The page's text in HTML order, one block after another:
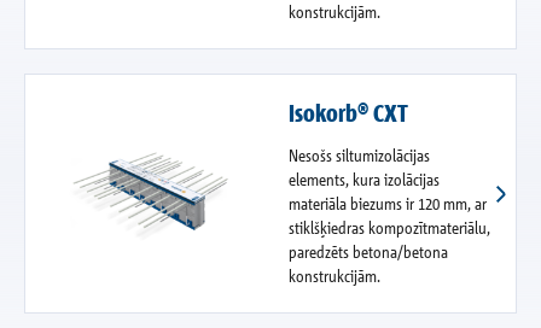
konstrukcijām.
Isokorb® CXT
Nesošs siltumizolācijas
elements, kura izolācijas
materiāla biezums ir 120 mm, ar
stiklšķiedras kompozītmateriālu,
paredzēts betona/betona
konstrukcijām.